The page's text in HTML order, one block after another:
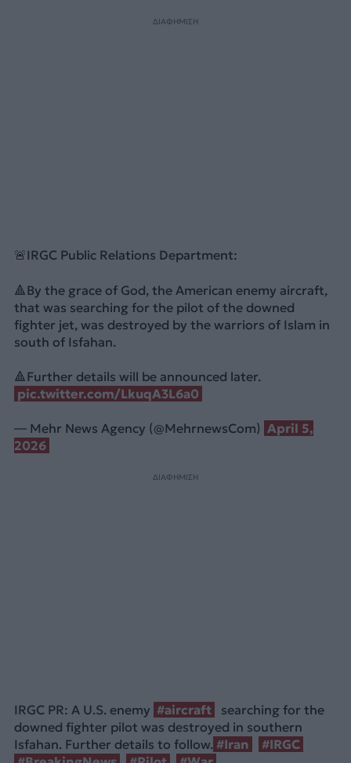
ΔΙΑΦΗΜΙΣΗ
🚨IRGC Public Relations Department:
🔺By the grace of God, the American enemy aircraft,
that was searching for the pilot of the downed
fighter jet, was destroyed by the warriors of Islam in
south of Isfahan.
🔺Further details will be announced later.
pic.twitter.com/LkuqA3L6a0
— Mehr News Agency (@MehrnewsCom) April 5,
2026
ΔΙΑΦΗΜΙΣΗ
IRGC PR: A U.S. enemy #aircraft
searching for the
downed fighter pilot was destroyed in southern
Isfahan. Further details to follow. #Iran
#IRGC